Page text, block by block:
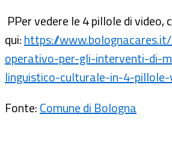
PPer vedere le 4 pillole di video,
qui:https://
operativo-per-gli-interventi-di-
linguistico-culturale-in-4-
Fonte:Comune di Bologna